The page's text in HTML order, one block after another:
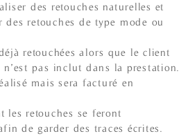
des retouches naturelles et
des retouches de type mode ou
retouchées alors que le client
pas inclut dans la prestation.
mais sera facturé en
les retouches se feront
de garder des traces écrites.